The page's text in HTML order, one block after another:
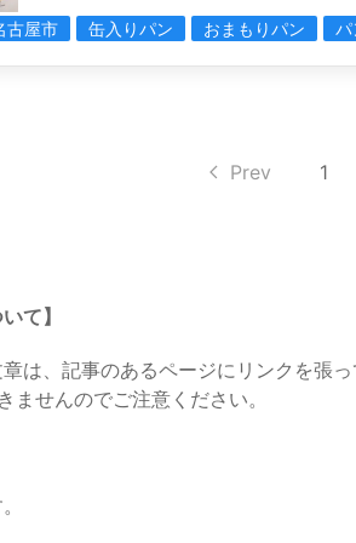
古屋市 缶入りパン おまもりパン パ
Prev 1
て】
は、記事のあるページにリンクを張
ませんのでご注意ください。